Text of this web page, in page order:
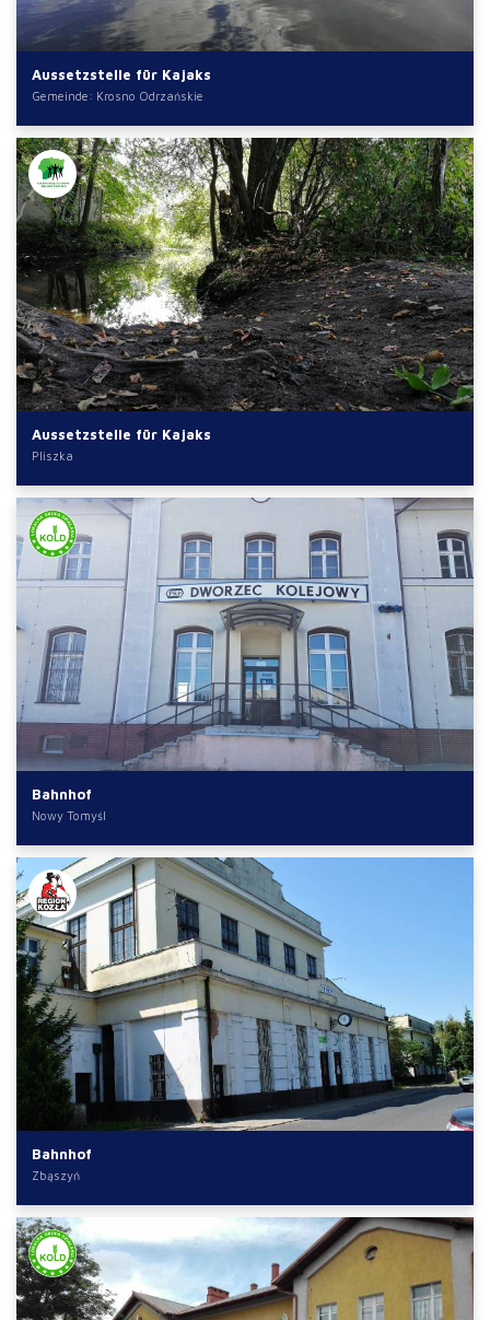
Aussetzstelle für Kajaks
Gemeinde: Krosno Odrzańskie
Aussetzstelle für Kajaks
Pliszka
Bahnhof
Nowy Tomyśl
Bahnhof
Zbąszyń